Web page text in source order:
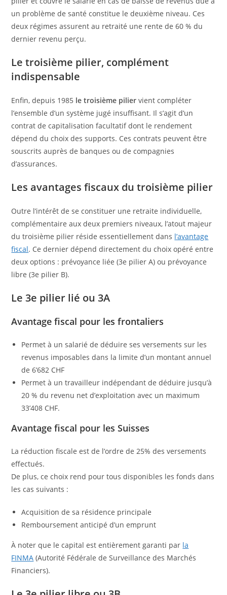
un problème de santé constitue le deuxième niveau. Ces
deux régimes assurent au retraité une rente de 60 % du
dernier revenu perçu.
Le troisième pilier, complément
indispensable
Enfin, depuis 1985 le troisième pilier vient compléter
l’ensemble d’un système jugé insuffisant. Il s’agit d’un
contrat de capitalisation facultatif dont le rendement
dépend du choix des supports. Ces contrats peuvent être
souscrits auprès de banques ou de compagnies
d’assurances.
Les avantages fiscaux du troisième pilier
Outre l’intérêt de se constituer une retraite individuelle,
complémentaire aux deux premiers niveaux, l’atout majeur
du troisième pilier réside essentiellement dans l’avantage
fiscal. Ce dernier dépend directement du choix opéré entre
deux options : prévoyance liée (3e pilier A) ou prévoyance
libre (3e pilier B).
Le 3e pilier lié ou 3A
Avantage fiscal pour les frontaliers
Permet à un salarié de déduire ses versements sur les
revenus imposables dans la limite d’un montant annuel
de 6’682 CHF
Permet à un travailleur indépendant de déduire jusqu’à
20 % du revenu net d’exploitation avec un maximum
33’408 CHF.
Avantage fiscal pour les Suisses
La réduction fiscale est de l’ordre de 25% des versements
effectués.
De plus, ce choix rend pour tous disponibles les fonds dans
les cas suivants :
Acquisition de sa résidence principale
Remboursement anticipé d’un emprunt
À noter que le capital est entièrement garanti par la
FINMA (Autorité Fédérale de Surveillance des Marchés
Financiers).